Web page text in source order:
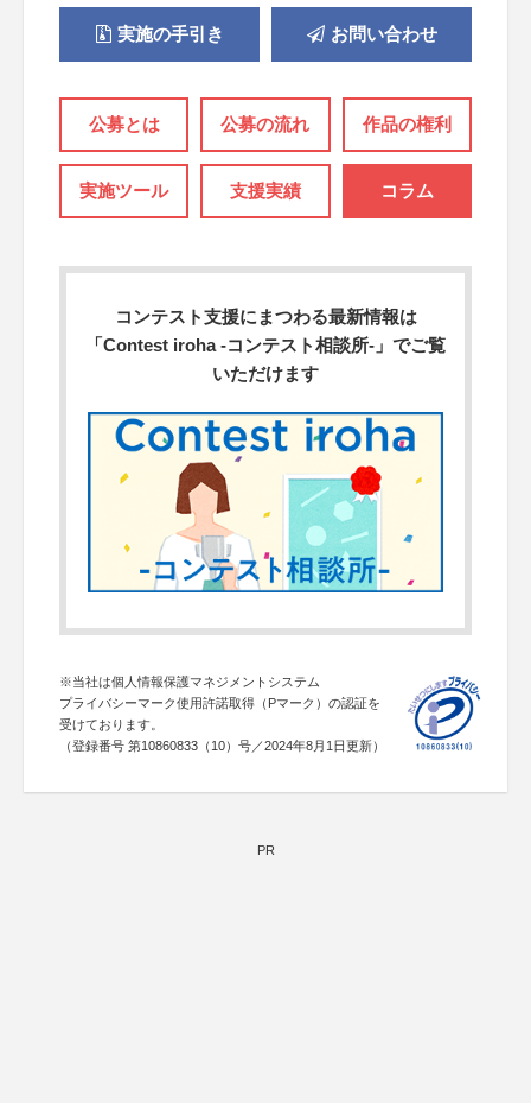
実施の手引き お問い合わせ
公募とは 公募の流れ 作品の権利
実施ツール 支援実績 コラム
コンテスト支援にまつわる最新情報は
「Contest iroha -コンテスト相談所-」でご覧
いただけます
※当社は個人情報保護マネジメントシステム
プライバシーマーク使用許諾取得（Pマーク）の認証を
受けております。
（登録番号 第10860833（10）号／2024年8月1日更新）
PR